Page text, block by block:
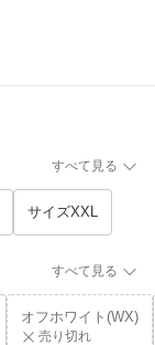
すべて見る
サイズXXL
すべて見る
オフホワイト(WX)
売り切れ